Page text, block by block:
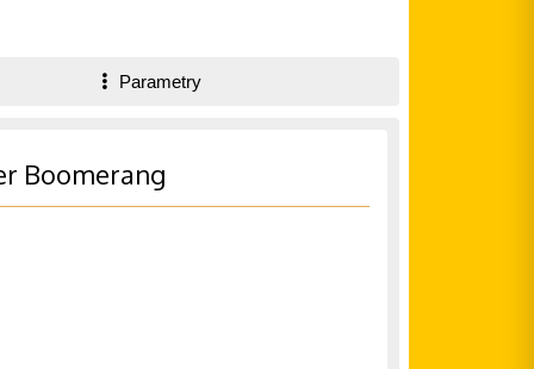
Parametry
Boomerang